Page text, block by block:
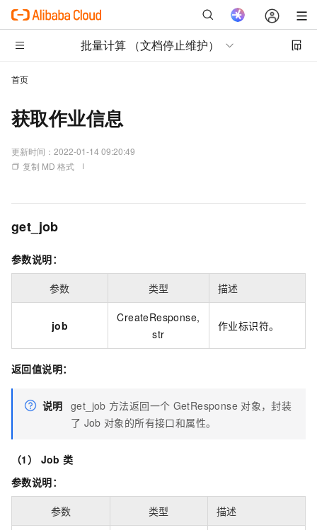
批量计算 （文档停止维护）
首页
获取作业信息
更新时间： 2022-01-14 09:20:49
复制 MD 格式
get_job
参数说明：
参数 类型 描述
job
CreateResponse,
str
作业标识符。
返回值说明：
说明 get_job 方法返回一个 GetResponse 对象，封装
了 Job 对象的所有接口和属性。
（1） Job 类
参数说明：
参数 类型 描述